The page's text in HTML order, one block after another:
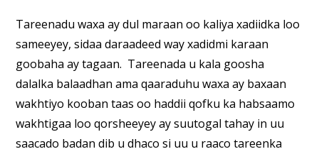
Tareenadu waxa ay dul maraan oo kaliya xadiidka loo
sameeyey, sidaa daraadeed way xadidmi karaan
goobaha ay tagaan. Tareenada u kala goosha
dalalka balaadhan ama qaaraduhu waxa ay baxaan
wakhtiyo kooban taas oo haddii qofku ka habsaamo
wakhtigaa loo qorsheeyey ay suutogal tahay in uu
saacado badan dib u dhaco si uu u raaco tareenka